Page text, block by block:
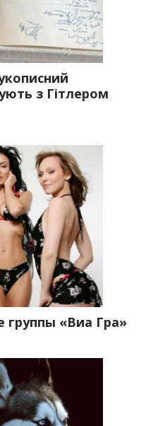
з Гітлером
группы «Виа Гра»